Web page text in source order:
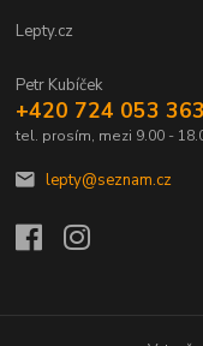
Lepty.cz
Petr Kubíček
+420 724 053 363
tel. prosím, mezi 9.00 -
lepty@seznam.cz